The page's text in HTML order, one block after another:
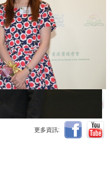
更多資訊: